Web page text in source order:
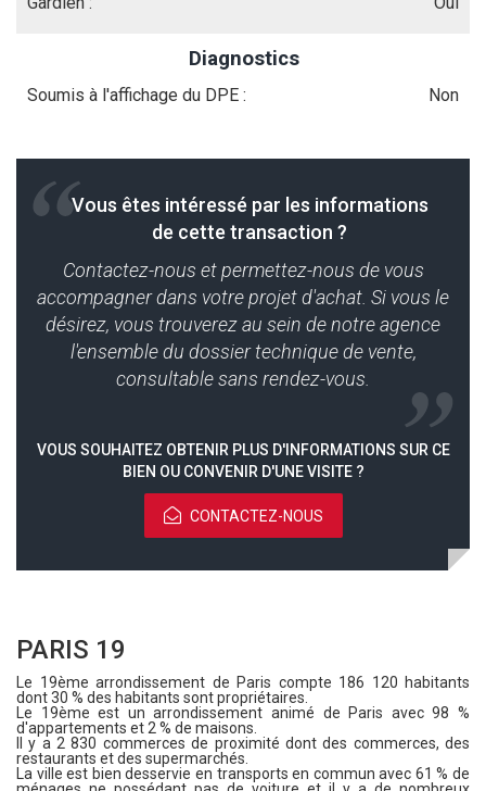
Diagnostics
Soumis à l'affichage du DPE : Non
Vous êtes intéressé par les informations
de cette transaction ?
Contactez-nous et permettez-nous de vous
accompagner dans votre projet d'achat. Si vous le
désirez, vous trouverez au sein de notre agence
l'ensemble du dossier technique de vente,
consultable sans rendez-vous.
VOUS SOUHAITEZ OBTENIR PLUS D'INFORMATIONS SUR CE
BIEN OU CONVENIR D'UNE VISITE ?
CONTACTEZ-NOUS
PARIS 19
Le 19ème arrondissement de Paris compte 186 120 habitants
dont 30 % des habitants sont propriétaires.
Le 19ème est un arrondissement animé de Paris avec 98 %
d'appartements et 2 % de maisons.
Il y a 2 830 commerces de proximité dont des commerces, des
restaurants et des supermarchés.
La ville est bien desservie en transports en commun avec 61 % de